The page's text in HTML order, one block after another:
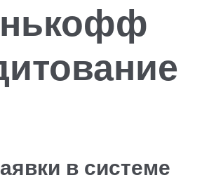
в системе